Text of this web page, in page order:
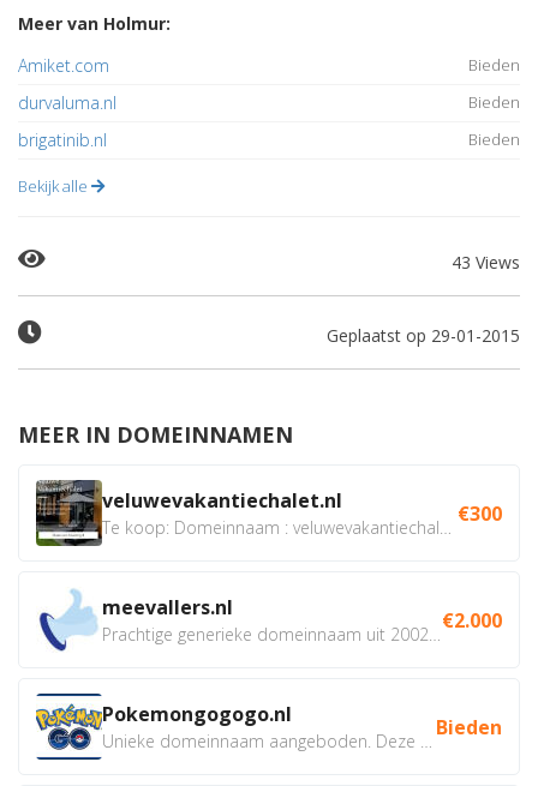
Meer van Holmur:
Amiket.com
Bieden
durvaluma.nl Bieden
brigatinib.nl Bieden
Bekijk alle
43 Views
Geplaatst op 29-01-2015
MEER IN DOMEINNAMEN
veluwevakantiechalet.nl €300
meevallers.nl €2.000
Pokemongogogo.nl Bieden